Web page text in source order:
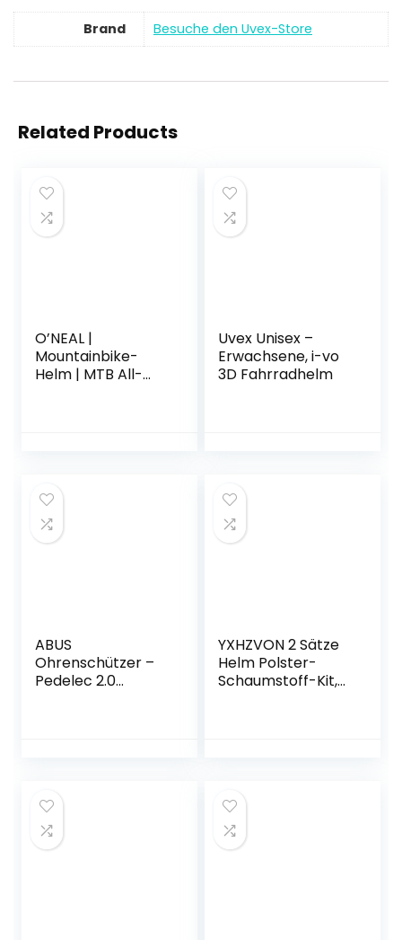
Brand Besuche den Uvex-Store
Related Products
O’NEAL |
Mountainbike-
Helm | MTB All-
Sicherheitsnorm
EN1078 | Trailfinder
Helmet Split |
Uvex Unisex –
Erwachsene, i-vo
3D Fahrradhelm
ABUS
Ohrenschützer –
Pedelec 2.0
YXHZVON 2 Sätze
Helm Polster-
Schaumstoff-Kit,